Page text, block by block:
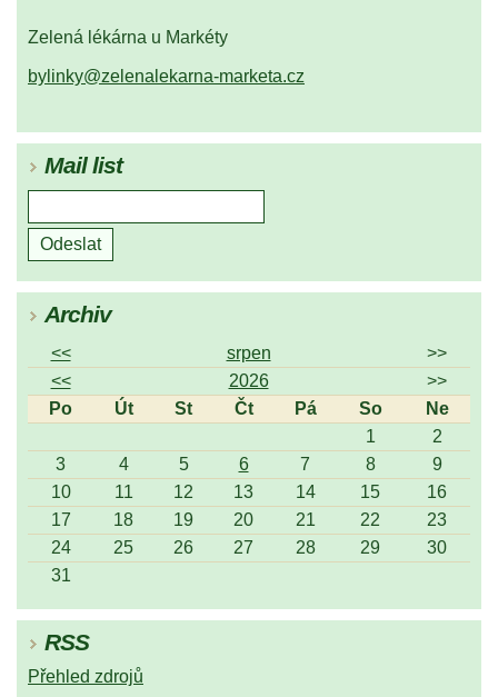
Zelená lékárna u Markéty
bylinky@zelenalekarna-marketa.cz
Mail list
Archiv
<< srpen
>>
<<
2026
>>
Po
Út St Čt Pá So
Ne
1
2
3
4 5 6 7 8
9
10
11 12 13 14 15
16
17
18 19 20 21 22
23
24
25 26 27 28 29
30
31
RSS
Přehled zdrojů